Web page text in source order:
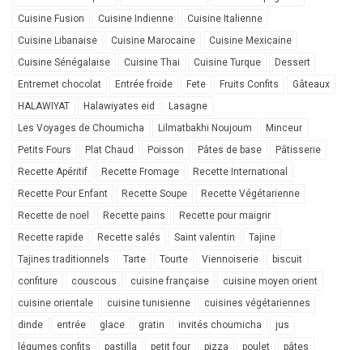
Cuisine Fusion
Cuisine Indienne
Cuisine Italienne
Cuisine Libanaise
Cuisine Marocaine
Cuisine Mexicaine
Cuisine Sénégalaise
Cuisine Thai Cuisine Turque
Dessert
Entremet chocolat
Entrée froide Fete Fruits Confits
Gâteaux
HALAWIYAT
Halawiyates eid
Lasagne
Les Voyages de Choumicha
Lilmatbakhi Noujoum
Minceur
Petits Fours
Plat Chaud Poisson Pâtes de base
Pâtisserie
Recette Apéritif
Recette Fromage
Recette International
Recette Pour Enfant
Recette Soupe
Recette Végétarienne
Recette de noel
Recette pains
Recette pour maigrir
Recette rapide
Recette salés Saint valentin
Tajine
Tajines traditionnels
Tarte Tourte Viennoiserie
biscuit
confiture
couscous cuisine française
cuisine moyen orient
cuisine orientale
cuisine tunisienne
cuisines végétariennes
dinde
entrée glace gratin invités choumicha
jus
légumes confits
pastilla petit four pizza poulet pâtes